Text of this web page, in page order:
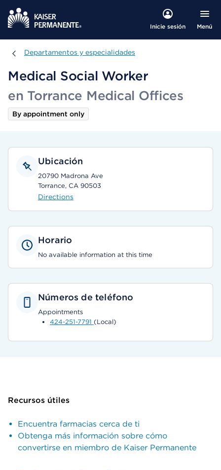
Inicie sesión Menú
Departamentos y especialidades
Departamentos y especialidades
Medical Social Worker
en Torrance Medical Offices
By appointment only
Ubicación
20790 Madrona Ave
Torrance, CA 90503
Directions
Horario
No available information at this time
Números de teléfono
Appointments
424-251-7791 (Local)
Recursos útiles
Encuentra farmacias cerca de ti
Obtenga más información sobre cómo
convertirse en miembro de Kaiser Permanente